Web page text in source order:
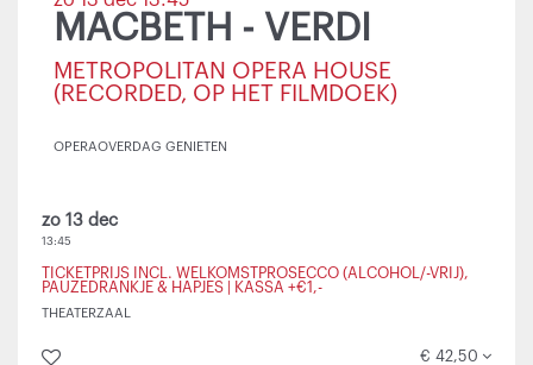
MACBETH - VERDI
METROPOLITAN OPERA HOUSE
(RECORDED, OP HET FILMDOEK)
OPERAOVERDAG GENIETEN
zo 13 dec
13:45
TICKETPRIJS INCL. WELKOMSTPROSECCO (ALCOHOL/-VRIJ),
PAUZEDRANKJE & HAPJES | KASSA +€1,-
THEATERZAAL
€ 42,50